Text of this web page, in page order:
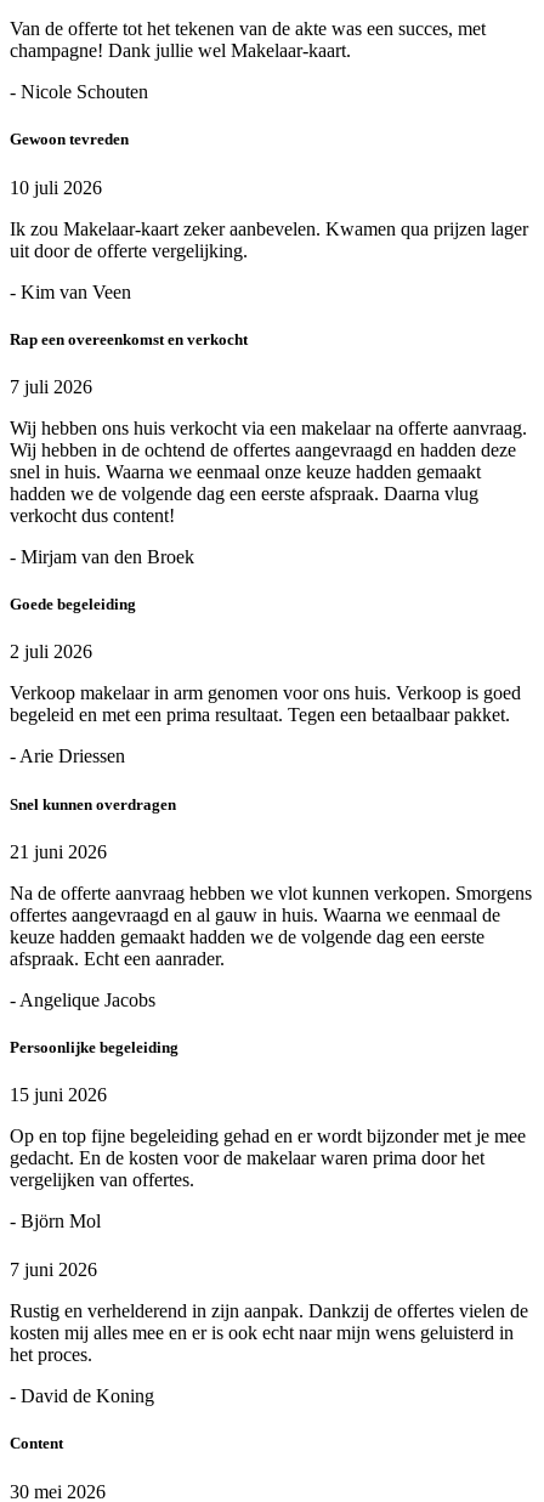
Van de offerte tot het tekenen van de akte was een succes, met
champagne! Dank jullie wel Makelaar-kaart.
- Nicole Schouten
Gewoon tevreden
10 juli 2026
Ik zou Makelaar-kaart zeker aanbevelen. Kwamen qua prijzen lager
uit door de offerte vergelijking.
- Kim van Veen
Rap een overeenkomst en verkocht
7 juli 2026
Wij hebben ons huis verkocht via een makelaar na offerte aanvraag.
Wij hebben in de ochtend de offertes aangevraagd en hadden deze
snel in huis. Waarna we eenmaal onze keuze hadden gemaakt
hadden we de volgende dag een eerste afspraak. Daarna vlug
verkocht dus content!
- Mirjam van den Broek
Goede begeleiding
2 juli 2026
Verkoop makelaar in arm genomen voor ons huis. Verkoop is goed
begeleid en met een prima resultaat. Tegen een betaalbaar pakket.
- Arie Driessen
Snel kunnen overdragen
21 juni 2026
Na de offerte aanvraag hebben we vlot kunnen verkopen. Smorgens
offertes aangevraagd en al gauw in huis. Waarna we eenmaal de
keuze hadden gemaakt hadden we de volgende dag een eerste
afspraak. Echt een aanrader.
- Angelique Jacobs
Persoonlijke begeleiding
15 juni 2026
Op en top fijne begeleiding gehad en er wordt bijzonder met je mee
gedacht. En de kosten voor de makelaar waren prima door het
vergelijken van offertes.
- Björn Mol
7 juni 2026
Rustig en verhelderend in zijn aanpak. Dankzij de offertes vielen de
kosten mij alles mee en er is ook echt naar mijn wens geluisterd in
het proces.
- David de Koning
Content
30 mei 2026